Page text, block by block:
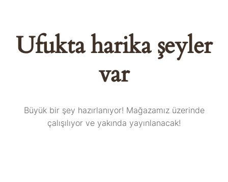
Ufukta harika şeyler
var
Büyük bir şey hazırlanıyor! Mağazamız üzerinde
çalışılıyor ve yakında yayınlanacak!